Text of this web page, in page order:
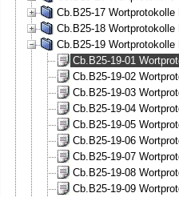
Cb.B25-17
Cb.B25-18
Cb.B25-19
Cb.B25-19-01
Cb.B25-19-02
Cb.B25-19-03
Cb.B25-19-04
Cb.B25-19-05
Cb.B25-19-06
Cb.B25-19-07
Cb.B25-19-08
Cb.B25-19-09